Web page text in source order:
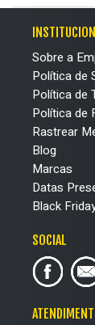
Sobre a
Política de
Política de
Política de
Rastrear
Blog
Marcas
Datas
Black
SOCIAL